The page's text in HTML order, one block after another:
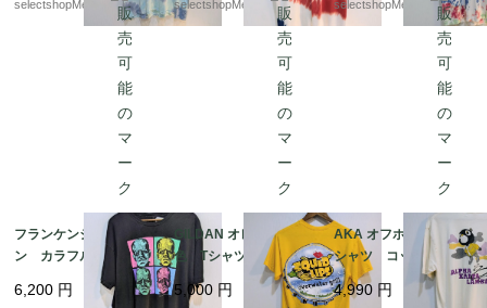
selectshopMerci.
&COMPANY HONDUR
selectshopMerci.
n
selectshopMerci.
フランケンシュタイ
ン カラフル Tシャ
ツ フランケン ２XL
サイズ ブラック コ
6,200 円
GILDAN オレンジ 黄
色 Tシャツ イカ リ
ップ 唇 ギルダン
イエロー Sサイズ
5,000 円
AKA オフホワイト T
シャツ コットン Lサ
イズ ALPHA KAPPA
LAMBDA A .K.A
4,990 円